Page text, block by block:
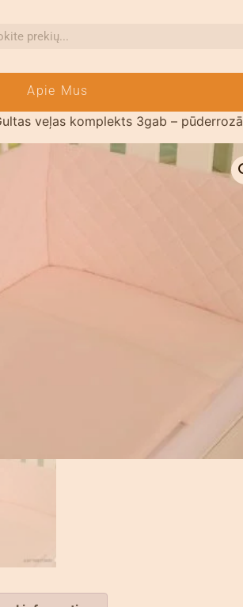
Apie Mus
veļas komplekts 3gab – pūderrozā